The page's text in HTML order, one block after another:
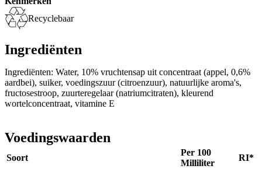
Recyclebaar
Ingrediënten
Ingrediënten: Water, 10% vruchtensap uit concentraat (appel, 0,6%
aardbei), suiker, voedingszuur (citroenzuur), natuurlijke aroma's,
fructosestroop, zuurteregelaar (natriumcitraten), kleurend
wortelconcentraat, vitamine E
Voedingswaarden
Soort
Per 100
Milliliter
RI*